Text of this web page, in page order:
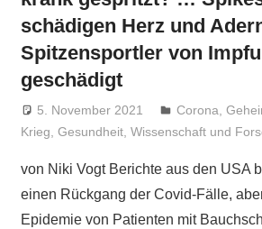
schädigen Herz und
Spitzensportler von
geschädigt
5. November 2021 Niki Vogt
Corona ,
Krieg Gesundheit, Wissenschaft und
von Niki Vogt Berichte aus den USA
einen Rückgang der Covid-Fälle,
Epidemie von Patienten mit